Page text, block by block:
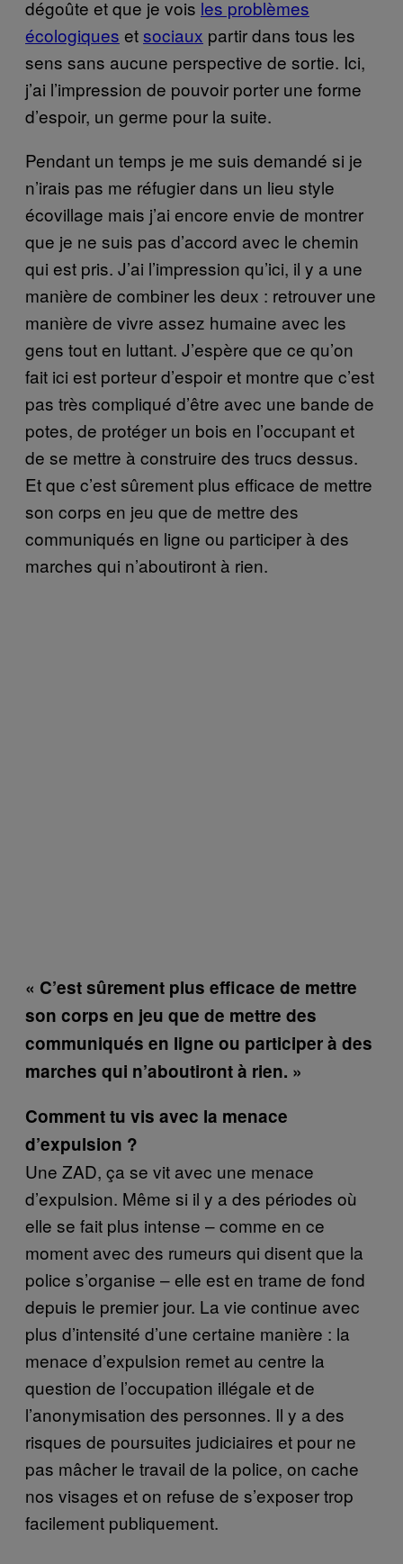
dégoûte et que je vois les problèmes
écologiques etsociaux partir dans tous les
sens sans aucune perspective de sortie. Ici,
j’ai l’impression de pouvoir porter une forme
d’espoir, un germe pour la suite.
Pendant un temps je me suis demandé si je
n’irais pas me réfugier dans un lieu style
écovillage mais j’ai encore envie de montrer
que je ne suis pas d’accord avec le chemin
qui est pris. J’ai l’impression qu’ici, il y a une
manière de combiner les deux : retrouver une
manière de vivre assez humaine avec les
gens tout en luttant. J’espère que ce qu’on
fait ici est porteur d’espoir et montre que c’est
pas très compliqué d’être avec une bande de
potes, de protéger un bois en l’occupant et
de se mettre à construire des trucs dessus.
Et que c’est sûrement plus efficace de mettre
son corps en jeu que de mettre des
communiqués en ligne ou participer à des
marches qui n’aboutiront à rien.
« C’est sûrement plus efficace de mettre
son corps en jeu que de mettre des
communiqués en ligne ou participer à des
marches qui n’aboutiront à rien. »
Comment tu vis avec la menace
d’expulsion ?
Une ZAD, ça se vit avec une menace
d’expulsion. Même si il y a des périodes où
elle se fait plus intense – comme en ce
moment avec des rumeurs qui disent que la
police s’organise – elle est en trame de fond
depuis le premier jour. La vie continue avec
plus d’intensité d’une certaine manière : la
menace d’expulsion remet au centre la
question de l’occupation illégale et de
l’anonymisation des personnes. Il y a des
risques de poursuites judiciaires et pour ne
pas mâcher le travail de la police, on cache
nos visages et on refuse de s’exposer trop
facilement publiquement.